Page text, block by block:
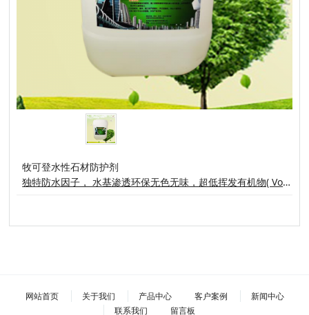
牧可登水性石材防护剂
独特防水因子， 水基渗透环保无色无味，超低挥发有机物( VoC )保持天然石材呼吸性能石材表面日常清理和磨损不会影响防护效果牧可登水性石材防护剂是以有机硅树脂以水为容剂复配而成的绿色环保材料能深入渗透各种大理石、花岗岩等(如石材光板、毛板、石雕、墓石等装饰石材)形成化学性质稳定，优越的防水性能，不影响石材的外观、色泽、质感、纹路及透气性。
网站首页 关于我们 产品中心 客户案例
新闻中心
联系我们
留言板